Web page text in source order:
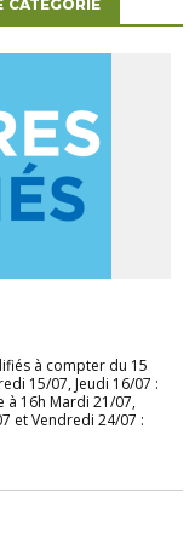
CATÉGORIE
à compter du 15
15/07, Jeudi 16/07 :
à 16h Mardi 21/07,
et Vendredi 24/07 :